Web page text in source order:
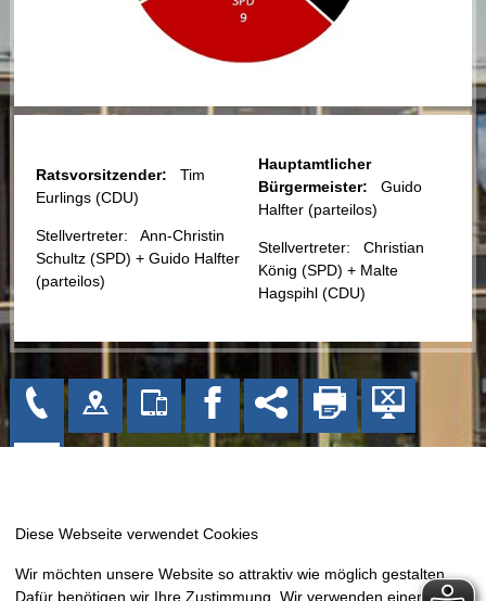
Ratsvorsitzender:
Tim
Eurlings (CDU)
Stellvertreter: Ann-Christin
Schultz (SPD) + Guido Halfter
(parteilos)
Hauptamtlicher
Bürgermeister:
Guido
Halfter (parteilos)
Stellvertreter: Christian
König (SPD) + Malte
Hagspihl (CDU)
Gemeinde Bissendorf
Kirchplatz 1
Wir möchten unsere Website so attraktiv wie möglich gestalten.
Dafür benötigen wir Ihre Zustimmung. Wir verwenden einerseits